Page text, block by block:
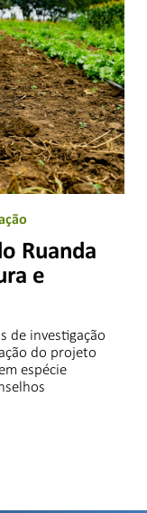
Ruanda
e
de investigação
do projeto
espécie